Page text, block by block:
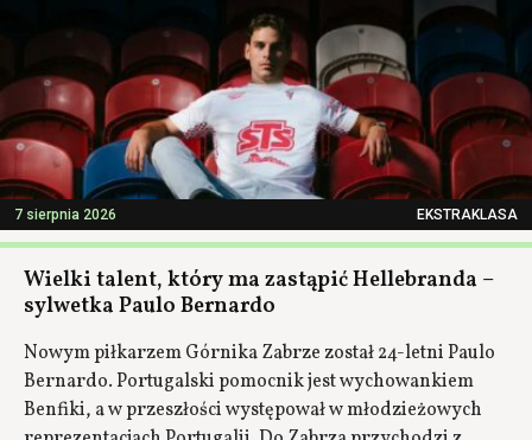
7 sierpnia 2026 EKSTRAKLASA
Wielki talent, który ma zastąpić Hellebranda –
sylwetka Paulo Bernardo
Nowym piłkarzem Górnika Zabrze został 24-letni Paulo
Bernardo. Portugalski pomocnik jest wychowankiem
Benfiki, a w przeszłości występował w młodzieżowych